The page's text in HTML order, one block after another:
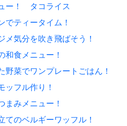
ー！ タコライス
でティータイム！
メ気分を吹き飛ばそう！
和食メニュー！
野菜でワンプレートごはん！
ッフル作り！
まみメニュー！
てのベルギーワッフル！